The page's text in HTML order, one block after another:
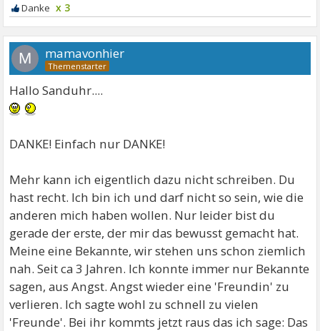
x 3
M mamavonhier
Hallo Sanduhr....
DANKE! Einfach nur DANKE!
Mehr kann ich eigentlich dazu nicht schreiben. Du
hast recht. Ich bin ich und darf nicht so sein, wie die
anderen mich haben wollen. Nur leider bist du
gerade der erste, der mir das bewusst gemacht hat.
Meine eine Bekannte, wir stehen uns schon ziemlich
nah. Seit ca 3 Jahren. Ich konnte immer nur Bekannte
sagen, aus Angst. Angst wieder eine 'Freundin' zu
verlieren. Ich sagte wohl zu schnell zu vielen
'Freunde'. Bei ihr kommts jetzt raus das ich sage: Das